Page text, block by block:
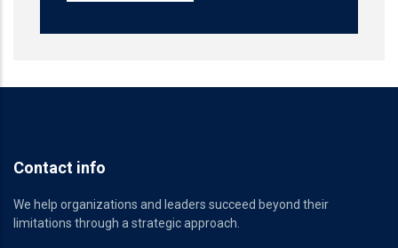
Contact info
We help organizations and leaders succeed beyond their
limitations through a strategic approach.